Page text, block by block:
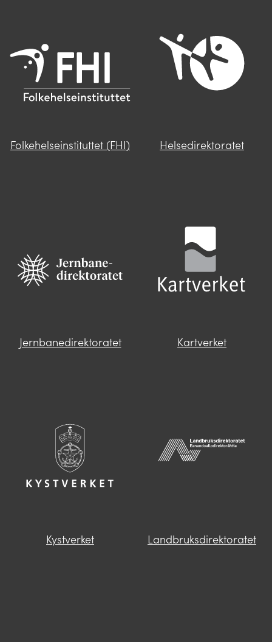
Folkehelseinstituttet (FHI) Helsedirektoratet
Jernbanedirektoratet Kartverket
Kystverket Landbruksdirektoratet